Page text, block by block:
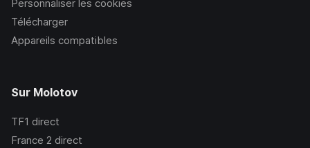
Personnaliser les cookies
Télécharger
Appareils compatibles
Sur Molotov
TF1 direct
France 2 direct